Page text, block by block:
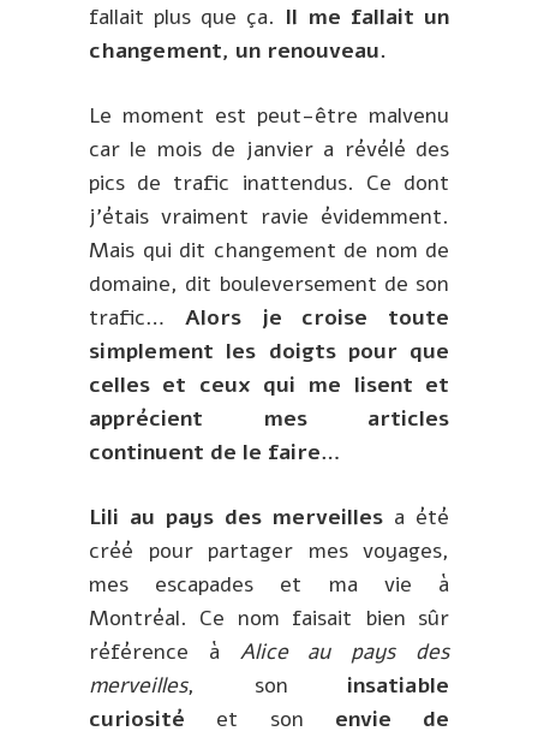
fallait plus que ça. Il me fallait un
changement, un renouveau.
Le moment est peut-être malvenu
car le mois de janvier a révélé des
pics de trafic inattendus. Ce dont
j’étais vraiment ravie évidemment.
Mais qui dit changement de nom de
domaine, dit bouleversement de son
trafic… Alors je croise toute
simplement les doigts pour que
celles et ceux qui me lisent et
apprécient mes articles
continuent de le faire…
Lili au pays des merveilles a été
créé pour partager mes voyages,
mes escapades et ma vie à
Montréal. Ce nom faisait bien sûr
référence à Alice au pays des
merveilles, son insatiable
curiosité et son envie de